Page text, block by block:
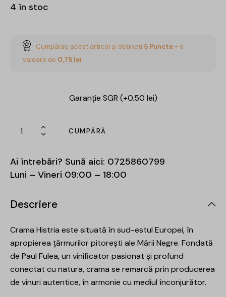
4 în stoc
Cumpărați acest articol și obțineți 5 Puncte - o
valoare de 0,75 lei
Garanție SGR (+0.50 lei)
CUMPĂRĂ
Ai întrebări? Sună aici: 0725860799
Luni – Vineri 09:00 – 18:00
Descriere
Crama Histria este situată în sud-estul Europei, în
apropierea țărmurilor pitorești ale Mării Negre. Fondată
de Paul Fulea, un vinificator pasionat și profund
conectat cu natura, crama se remarcă prin producerea
de vinuri autentice, în armonie cu mediul înconjurător.